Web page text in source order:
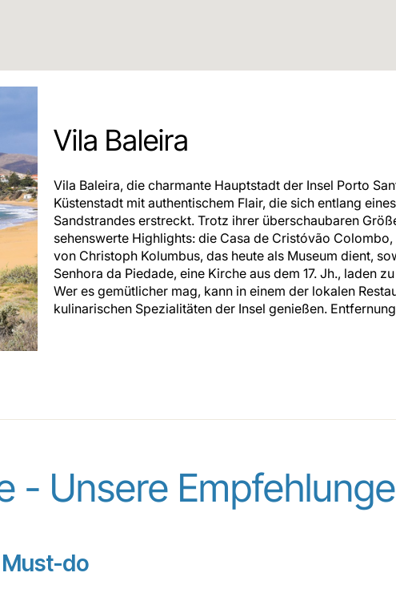
Vila Baleira
Vila Baleira, die charmante Hauptstadt der Insel Porto
Küstenstadt mit authentischem Flair, die sich entlang
Sandstrandes erstreckt. Trotz ihrer überschaubaren
sehenswerte Highlights: die Casa de Cristóvão
von Christoph Kolumbus, das heute als Museum dient,
Senhora da Piedade, eine Kirche aus dem 17. Jh., laden
Wer es gemütlicher mag, kann in einem der lokalen
kulinarischen Spezialitäten der Insel genießen.
- Unsere
Must-do